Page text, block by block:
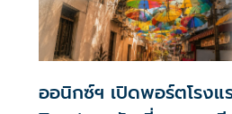
ออนิกซ์ฯ เปิดพอร์ตโรง